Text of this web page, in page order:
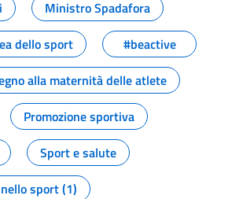
Ministro Spadafora
dello sport
#beactive
alla maternità delle atlete
Promozione sportiva
Sport e salute
sport (1)